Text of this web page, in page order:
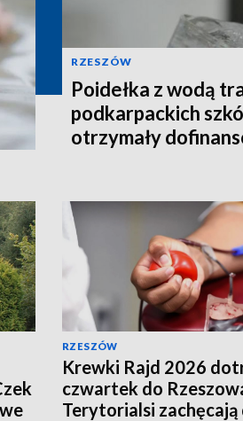
RZESZÓW
Poidełka z wodą
podkarpackich
otrzymały
RZESZÓW
Krewki Rajd 2026
czwartek do
Terytorialsi zachęcają